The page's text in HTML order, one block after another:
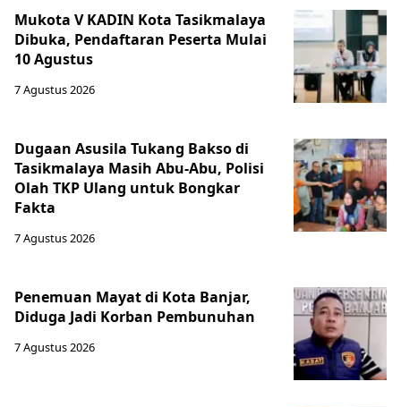
Mukota V KADIN Kota Tasikmalaya
Dibuka, Pendaftaran Peserta Mulai
10 Agustus
7 Agustus 2026
Dugaan Asusila Tukang Bakso di
Tasikmalaya Masih Abu-Abu, Polisi
Olah TKP Ulang untuk Bongkar
Fakta
7 Agustus 2026
Penemuan Mayat di Kota Banjar,
Diduga Jadi Korban Pembunuhan
7 Agustus 2026